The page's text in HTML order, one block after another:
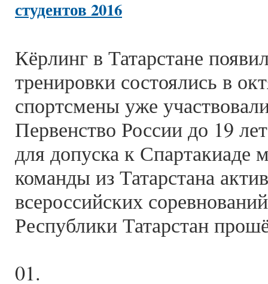
студентов 2016
Кёрлинг в Татарстане
тренировки состоялись в
спортсмены уже
Первенство России до 19
для допуска к Спартакиаде
команды из Татарстана
всероссийских
Республики Татарстан
01.